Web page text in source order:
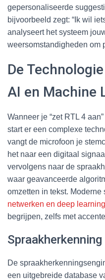
gepersonaliseerde
bijvoorbeeld zegt: “Ik wil
analyseert het systeem
weersomstandigheden om
De
AI en Machine
Wanneer je “zet RTL 4
start er een complexe
vangt de microfoon je
het naar een digitaal
vervolgens naar de
waar geavanceerde
omzetten in tekst. Moderne
netwerken en deep learning
begrijpen, zelfs met
De
een uitgebreide database